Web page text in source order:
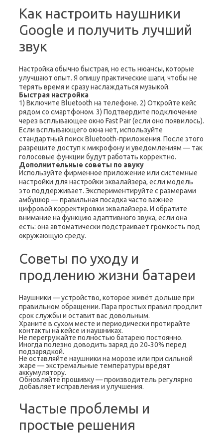
Как настроить наушники
Google и получить лучший
звук
Настройка обычно быстрая, но есть нюансы, которые
улучшают опыт. Я опишу практические шаги, чтобы не
терять время и сразу наслаждаться музыкой.
Быстрая настройка
1) Включите Bluetooth на телефоне. 2) Откройте кейс
рядом со смартфоном. 3) Подтвердите подключение
через всплывающее окно Fast Pair (если оно появилось).
Если всплывающего окна нет, используйте
стандартный поиск Bluetooth-приложения. После этого
разрешите доступ к микрофону и уведомлениям — так
голосовые функции будут работать корректно.
Дополнительные советы по звуку
Используйте фирменное приложение или системные
настройки для настройки эквалайзера, если модель
это поддерживает. Экспериментируйте с размерами
амбушюр — правильная посадка часто важнее
цифровой корректировки эквалайзера. И обратите
внимание на функцию адаптивного звука, если она
есть: она автоматически подстраивает громкость под
окружающую среду.
Советы по уходу и
продлению жизни батареи
Наушники — устройство, которое живёт дольше при
правильном обращении. Пара простых правил продлит
срок службы и оставит вас довольным.
Храните в сухом месте и периодически протирайте
контакты на кейсе и наушниках.
Не перегружайте полностью батарею постоянно.
Иногда полезно доводить заряд до 20‑30% перед
подзарядкой.
Не оставляйте наушники на морозе или при сильной
жаре — экстремальные температуры вредят
аккумулятору.
Обновляйте прошивку — производитель регулярно
добавляет исправления и улучшения.
Частые проблемы и
простые решения